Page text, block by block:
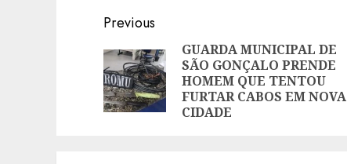
Post
navigation
Previous
GUARDA MUNICIPAL DE
SÃO GONÇALO PRENDE
HOMEM QUE TENTOU
FURTAR CABOS EM NOVA
CIDADE